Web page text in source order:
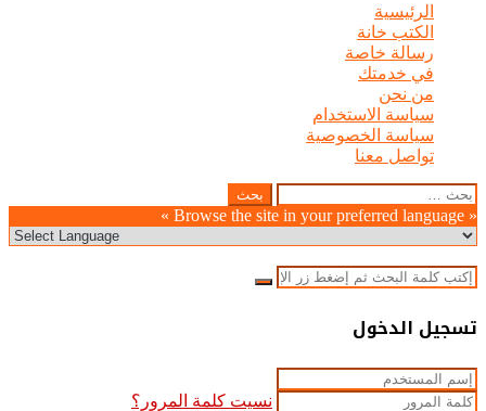
الرئيسية
الكتب خانة
رسالة خاصة
في خدمتك
من نحن
سياسة الاستخدام
سياسة الخصوصية
تواصل معنا
Facebook
Twitter
LinkedIn
Pinterest
Odnoklassniki
Pocket
WhatsApp
Telegram
Viber
زر
الذهاب
إلى
إغلاق
البحث
عن:
« Browse the site in your preferred language »
إغلاق
بحث
إغلاق
تسجيل الدخول
نسيت كلمة المرور؟